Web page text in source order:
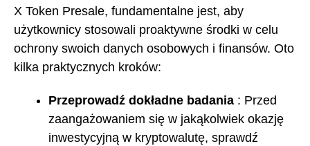
X Token Presale, fundamentalne jest, aby
użytkownicy stosowali proaktywne środki w celu
ochrony swoich danych osobowych i finansów. Oto
kilka praktycznych kroków:
Przeprowadź dokładne badania : Przed
zaangażowaniem się w jakąkolwiek okazję
inwestycyjną w kryptowalutę, sprawdź